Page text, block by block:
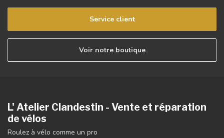
Service client
Voir notre boutique
L' Atelier Clandestin - Vente et réparation
de vélos
Roulez à vélo comme un pro